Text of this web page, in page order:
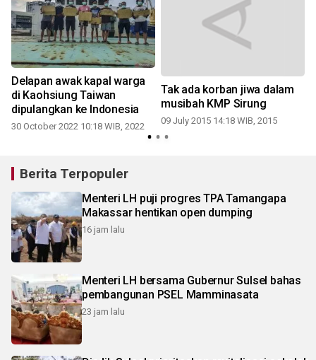
Delapan awak kapal warga
di Kaohsiung Taiwan
dipulangkan ke Indonesia
30 October 2022 10:18 WIB, 2022
Tak ada korban jiwa dalam
musibah KMP Sirung
09 July 2015 14:18 WIB, 2015
Berita Terpopuler
Menteri LH puji progres TPA Tamangapa
Makassar hentikan open dumping
16 jam lalu
Menteri LH bersama Gubernur Sulsel bahas
pembangunan PSEL Mamminasata
23 jam lalu